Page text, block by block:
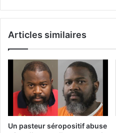
Articles similaires
Un pasteur séropositif abuse